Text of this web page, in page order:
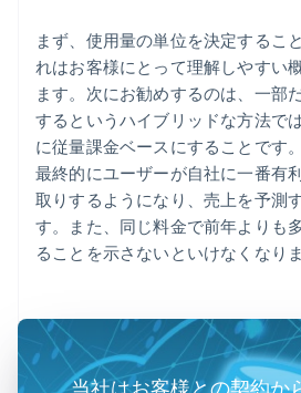
まず、使用量の単位を決定するこ
れはお客様にとって理解しやすい
ます。次にお勧めするのは、一部
するというハイブリッドな方法で
に従量課金ベースにすることです
最終的にユーザーが自社に一番有
取りするようになり、売上を予測
す。また、同じ料金で前年よりも
ることを示さないといけなくなりま
当社はお客様との契約か